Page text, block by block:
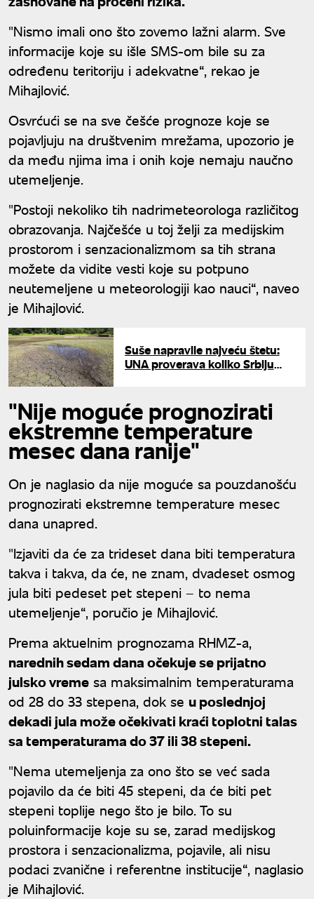
"Nismo imali ono što zovemo lažni alarm. Sve
informacije koje su išle SMS-om bile su za
određenu teritoriju i adekvatne“, rekao je
Mihajlović.
Osvrćući se na sve češće prognoze koje se
pojavljuju na društvenim mrežama, upozorio je
da među njima ima i onih koje nemaju naučno
utemeljenje.
"Postoji nekoliko tih nadrimeteorologa različitog
obrazovanja. Najčešće u toj želji za medijskim
prostorom i senzacionalizmom sa tih strana
možete da vidite vesti koje su potpuno
neutemeljene u meteorologiji kao nauci“, naveo
je Mihajlović.
Suše napravile najveću štetu:
UNA proverava koliko Srbiju
"Nije moguće prognozirati
ekstremne temperature
mesec dana ranije"
On je naglasio da nije moguće sa pouzdanošću
prognozirati ekstremne temperature mesec
dana unapred.
"Izjaviti da će za trideset dana biti temperatura
takva i takva, da će, ne znam, dvadeset osmog
jula biti pedeset pet stepeni – to nema
utemeljenje“, poručio je Mihajlović.
Prema aktuelnim prognozama RHMZ-a,
narednih sedam dana očekuje se prijatno
julsko vreme sa maksimalnim temperaturama
od 28 do 33 stepena, dok se u poslednjoj
dekadi jula može očekivati kraći toplotni talas
sa temperaturama do 37 ili 38 stepeni.
"Nema utemeljenja za ono što se već sada
pojavilo da će biti 45 stepeni, da će biti pet
stepeni toplije nego što je bilo. To su
poluinformacije koje su se, zarad medijskog
prostora i senzacionalizma, pojavile, ali nisu
podaci zvanične i referentne institucije“, naglasio
je Mihajlović.